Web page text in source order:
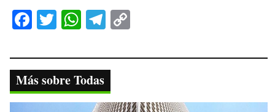
Fa
bo
ok
T
tte
r
W
ts
A
pp
Te
gr
a
m
y
nk
Más sobre Todas